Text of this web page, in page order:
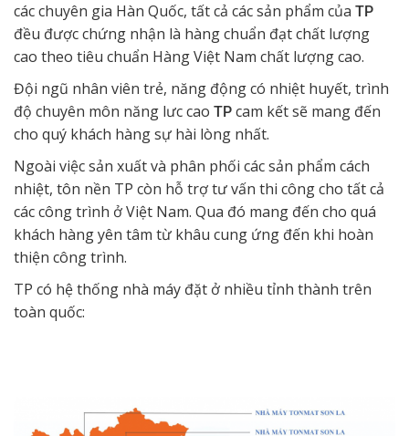
các chuyên gia Hàn Quốc, tất cả các sản phẩm của TP
đều được chứng nhận là hàng chuẩn đạt chất lượng
cao theo tiêu chuẩn Hàng Việt Nam chất lượng cao.
Đội ngũ nhân viên trẻ, năng động có nhiệt huyết, trình
độ chuyên môn năng lưc cao TP cam kết sẽ mang đến
cho quý khách hàng sự hài lòng nhất.
Ngoài việc sản xuất và phân phối các sản phẩm cách
nhiệt, tôn nền TP còn hỗ trợ tư vấn thi công cho tất cả
các công trình ở Việt Nam. Qua đó mang đến cho quá
khách hàng yên tâm từ khâu cung ứng đến khi hoàn
thiện công trình.
TP có hệ thống nhà máy đặt ở nhiều tỉnh thành trên
toàn quốc: